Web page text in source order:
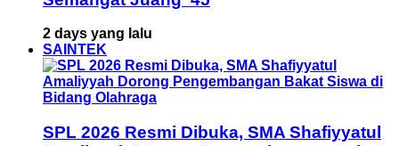
2 days yang lalu
SAINTEK
SPL 2026 Resmi Dibuka, SMA Shafiyyatul